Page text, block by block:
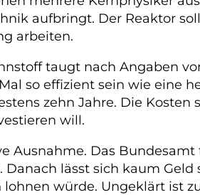
aufbringt. Der Reaktor
arbeiten.
taugt nach Angaben
so effizient sein wie eine
zehn Jahre. Die
will.
Ausnahme. Das
Danach lässt sich kaum
würde. Ungeklärt ist